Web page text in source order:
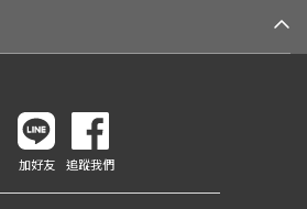
加好友 追蹤我們